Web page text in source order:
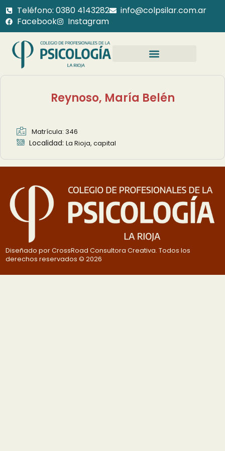
Teléfono: 0380 4143282
info@colpsilar.com.ar
Facebook
Instagram
Reynoso, María Belén
Matrícula: 346
Localidad:La Rioja, capital
Diseñado por CrossRoad Consultora Creativa. Todos los
derechos reservados © 2026